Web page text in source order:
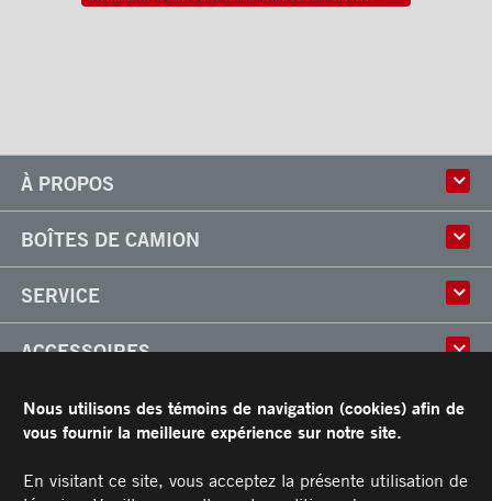
À PROPOS
Culture
Usine
Partenaire
Carrières
BOÎTES DE CAMION
Classik
X-Treme
Boîtes réfrigérées
Arctik
SERVICE
Réparation et installation
Pièces
ACCESSOIRES
Toits
Planchers
Barres d'attaches
RESSOURCES
Garantie limitée de Transit
Manuel du propriétaire et Procédures d’entretien recommandées
Nous utilisons des témoins de navigation (cookies) afin de
vous fournir la meilleure expérience sur notre site.
En visitant ce site, vous acceptez la présente utilisation de